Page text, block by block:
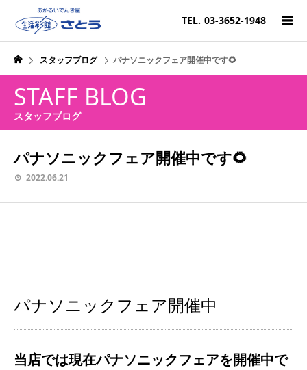
TEL. 03-3652-1948
スタッフブログ パナソニックフェア開催中です🌻
STAFF BLOG
スタッフブログ
パナソニックフェア開催中です🌻
2022.06.21
パナソニックフェア開催中
当店では現在パナソニックフェアを開催中で